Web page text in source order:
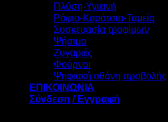
Πλύση-Υγιεινή
Ράφια-Καρότσια-Ταμεία
Συσκευασία τροφίμων
Ψήσιμο
Ζυγαριές
Φούρνοι
Ψηφιακή οθόνη προβολής
ΕΠΙΚΟΙΝΩΝΙΑ
Σύνδεση / Εγγραφή